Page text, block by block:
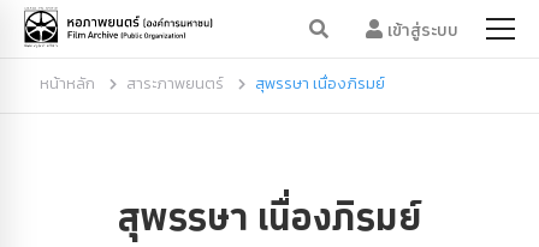
เข้าสู่ระบบ
หน้าหลัก สาระภาพยนตร์ สุพรรษา เนื่องภิรมย์
สุพรรษา เนื่องภิรมย์